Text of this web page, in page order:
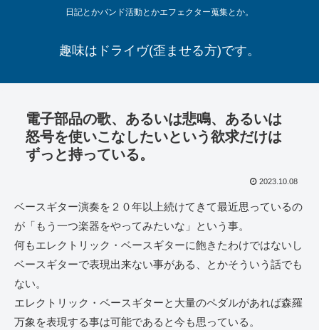
日記とかバンド活動とかエフェクター蒐集とか。
趣味はドライヴ(歪ませる方)です。
電子部品の歌、あるいは悲鳴、あるいは
怒号を使いこなしたいという欲求だけは
ずっと持っている。
2023.10.08
ベースギター演奏を２０年以上続けてきて最近思っているの
が「もう一つ楽器をやってみたいな」という事。
何もエレクトリック・ベースギターに飽きたわけではないし
ベースギターで表現出来ない事がある、とかそういう話でも
ない。
エレクトリック・ベースギターと大量のペダルがあれば森羅
万象を表現する事は可能であると今も思っている。